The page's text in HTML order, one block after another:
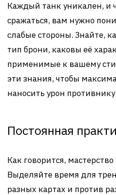
Каждый танк уникален, и
сражаться, вам нужно
слабые стороны. Знайте,
тип брони, каковы её
применимые к вашему
эти знания, чтобы
наносить урон противнику.
Постоянная
Как говорится,
Выделяйте время для
разных картах и против